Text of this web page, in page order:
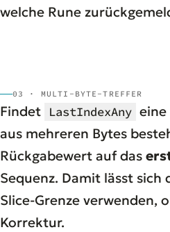
welche Rune
03 · MULTI-BYTE-TREFFER
Findet LastIndexAny eine
aus mehreren Bytes
Rückgabewert auf das
Sequenz. Damit lässt
Slice-Grenze verwenden,
Korrektur.